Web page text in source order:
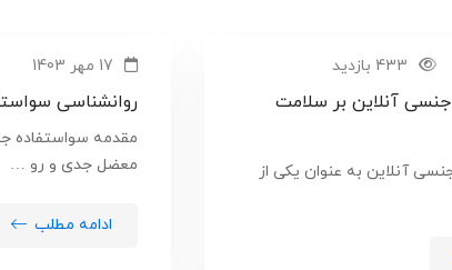
433 بازدید
جنسی آنلاین بر سلامت
آنلاین به عنوان یکی از
17 مهر 1403
روانشناسی
مقدمه سواستفاده
معضل جدی و رو …
ادامه مطلب